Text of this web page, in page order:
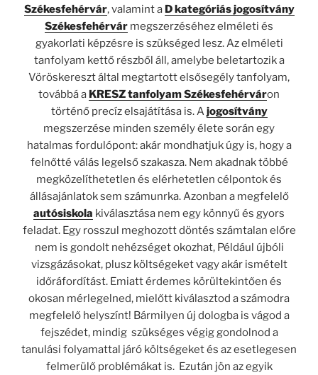
Székesfehérvár, valamint a D kategóriás jogosítvány
Székesfehérvár megszerzéséhez elméleti és
gyakorlati képzésre is szükséged lesz. Az elméleti
tanfolyam kettő részből áll, amelybe beletartozik a
Vöröskereszt által megtartott elsősegély tanfolyam,
továbbá a KRESZ tanfolyam Székesfehérváron
történő precíz elsajátítása is. Ajogosítvány
megszerzése minden személy élete során egy
hatalmas fordulópont:akár mondhatjuk úgy is, hogy a
felnőtté válás legelső szakasza. Nem akadnak többé
megközelíthetetlen és elérhetetlen célpontok és
állásajánlatok sem számunrka. Azonban a megfelelő
autósiskola kiválasztása nem egy könnyű és gyors
feladat. Egy rosszul meghozott döntés számtalan előre
nem is gondolt nehézséget okozhat, Például újbóli
vizsgázásokat, pluszköltségeket vagy akár ismételt
időráfordítást. Emiatt érdemes körültekintően és
okosan mérlegelned, mielőtt kiválasztod a számodra
megfelelő helyszínt! Bármilyen új dologba is vágod a
fejszédet, mindig szükséges végig gondolnod a
tanulási folyamattal járó költségeket és az esetlegesen
felmerülő problémákat is. Ezután jön az egyik